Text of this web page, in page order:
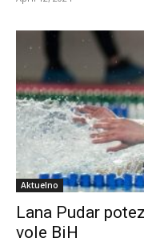
Aktuelno
Lana Pudar
vole BiH